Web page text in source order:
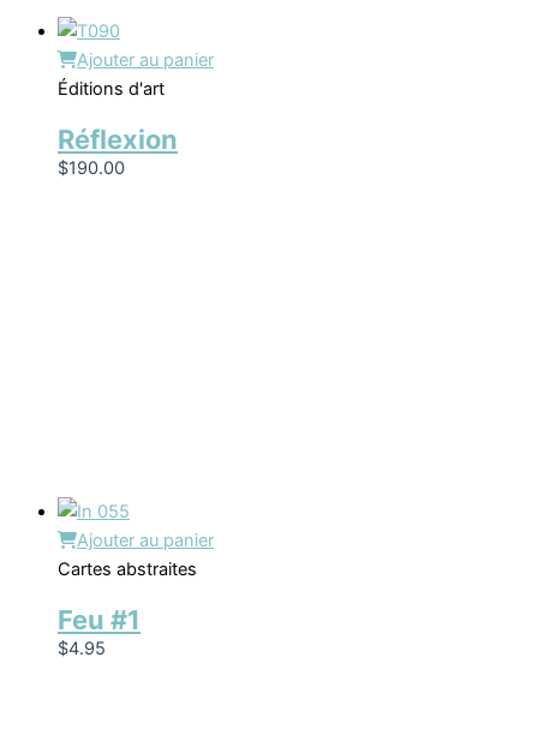
Ajouter au panier
Éditions d'art
Réflexion
$190.00
Ajouter au panier
Cartes abstraites
Feu #1
$4.95